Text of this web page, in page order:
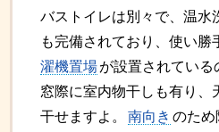
バストイレは別々で、温水
も完備されており、使い勝
濯機置場が設置されている
窓際に室内物干しも有り、
干せますよ。
南向き のため